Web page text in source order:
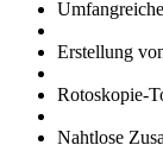
Erstellung
Rotoskopie-
Nahtlose